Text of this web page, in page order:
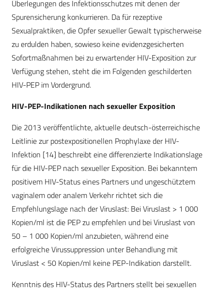
Überlegungen des Infektionsschutzes mit denen der
Spurensicherung konkurrieren. Da für rezeptive
Sexualpraktiken, die Opfer sexueller Gewalt typischerweise
zu erdulden haben, sowieso keine evidenzgesicherten
Sofortmaßnahmen bei zu erwartender HIV-Exposition zur
Verfügung stehen, steht die im Folgenden geschilderten
HIV-PEP im Vordergrund.
HIV-PEP-Indikationen nach sexueller Exposition
Die 2013 veröffentlichte, aktuelle deutsch-österreichische
Leitlinie zur postexpositionellen Prophylaxe der HIV-
Infektion [14] beschreibt eine differenzierte Indikationslage
für die HIV-PEP nach sexueller Exposition. Bei bekanntem
positivem HIV-Status eines Partners und ungeschütztem
vaginalem oder analem Verkehr richtet sich die
Empfehlungslage nach der Viruslast: Bei Viruslast > 1 000
Kopien/ml ist die PEP zu empfehlen und bei Viruslast von
50 – 1 000 Kopien/ml anzubieten, während eine
erfolgreiche Virussuppression unter Behandlung mit
Viruslast < 50 Kopien/ml keine PEP-Indikation darstellt.
Kenntnis des HIV-Status des Partners stellt bei sexuellen